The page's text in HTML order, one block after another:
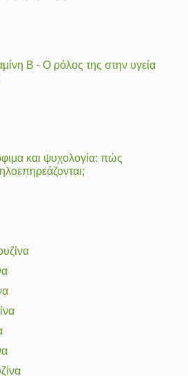
Β - Ο ρόλος της στην υγεία
και ψυχολογία: πώς